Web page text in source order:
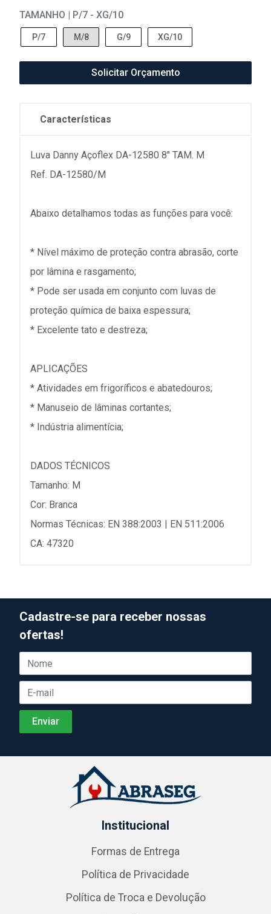
TAMANHO | P/7 - XG/10
P/7 M/8 G/9 XG/10
Solicitar Orçamento
Características
Luva Danny Açoflex DA-12580 8" TAM. M
Ref. DA-12580/M
Abaixo detalhamos todas as funções para você:
* Nível máximo de proteção contra abrasão, corte
por lâmina e rasgamento;
* Pode ser usada em conjunto com luvas de
proteção química de baixa espessura;
* Excelente tato e destreza;
APLICAÇÕES
* Atividades em frigoríficos e abatedouros;
* Manuseio de lâminas cortantes;
* Indústria alimentícia;
DADOS TÉCNICOS
Tamanho: M
Cor: Branca
Normas Técnicas: EN 388:2003 | EN 511:2006
CA: 47320
Cadastre-se para receber nossas
ofertas!
Institucional
Formas de Entrega
Política de Privacidade
Política de Troca e Devolução